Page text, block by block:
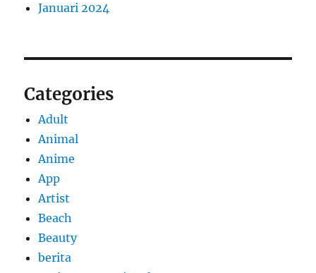
Januari 2024
Categories
Adult
Animal
Anime
App
Artist
Beach
Beauty
berita